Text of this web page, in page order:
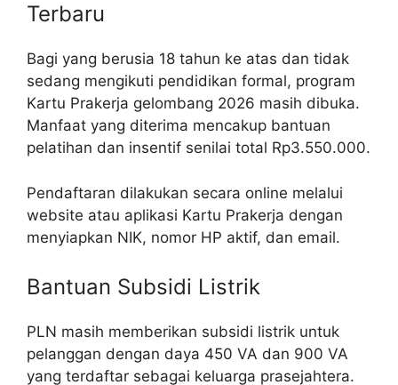
Terbaru
Bagi yang berusia 18 tahun ke atas dan tidak
sedang mengikuti pendidikan formal, program
Kartu Prakerja gelombang 2026 masih dibuka.
Manfaat yang diterima mencakup bantuan
pelatihan dan insentif senilai total Rp3.550.000.
Pendaftaran dilakukan secara online melalui
website atau aplikasi Kartu Prakerja dengan
menyiapkan NIK, nomor HP aktif, dan email.
Bantuan Subsidi Listrik
PLN masih memberikan subsidi listrik untuk
pelanggan dengan daya 450 VA dan 900 VA
yang terdaftar sebagai keluarga prasejahtera.